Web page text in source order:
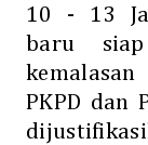
10 - 13
baru
kemalasan
PKPD dan